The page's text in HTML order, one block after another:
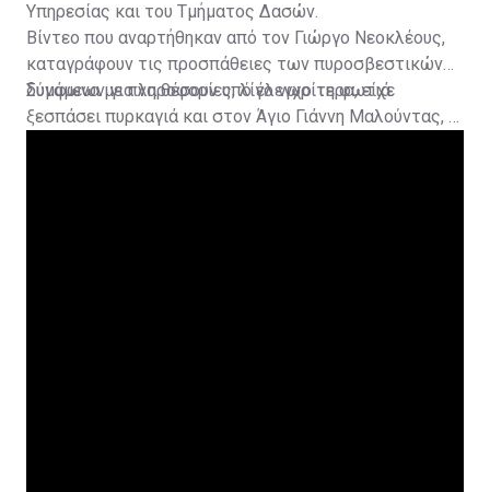
Υπηρεσίας και του Τμήματος Δασών.
Βίντεο που αναρτήθηκαν από τον Γιώργο Νεοκλέους,
καταγράφουν τις προσπάθειες των πυροσβεστικών
δυνάμεων για να θέσουν υπό έλεγχο τη φωτιά.
Σύμφωνα με πληροφορίες, λίγο νωρίτερα, είχε
ξεσπάσει πυρκαγιά και στον Άγιο Γιάννη Μαλούντας, η